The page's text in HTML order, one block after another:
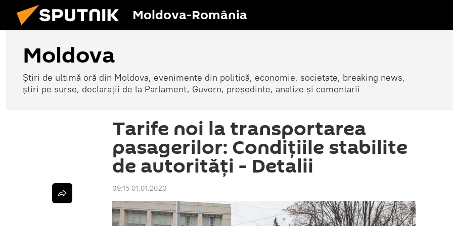
Moldova-România
Moldova
Știri de ultimă oră din Moldova, evenimente din politică, economie, societate, breaking news,
știri pe surse, declarații de la Parlament, Guvern, președinte, analize și comentarii
Tarife noi la transportarea
pasagerilor: Condițiile stabilite
de autorități - Detalii
09:15 01.01.2020